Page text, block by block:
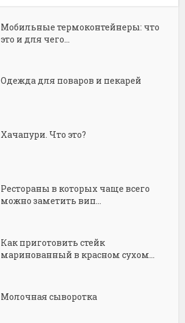
Мобильные термоконтейнеры: что
это и для чего...
Одежда для поваров и пекарей
Хачапури. Что это?
Рестораны в которых чаще всего
можно заметить вип...
Как приготовить стейк
маринованный в красном сухом...
Молочная сыворотка